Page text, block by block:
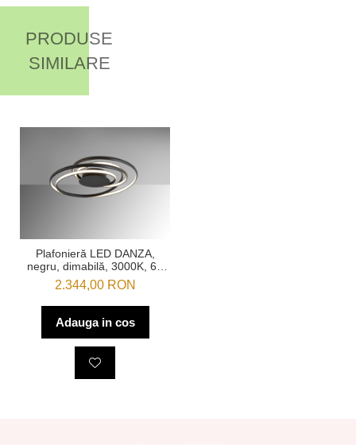
PRODUSE
SIMILARE
Plafonieră LED DANZA,
negru, dimabilă, 3000K, 64
cm - SCHULLER
2.344,00 RON
Adauga in cos